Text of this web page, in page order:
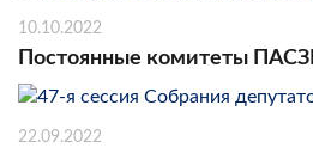
10.10.2022
Постоянные комитеты
22.09.2022